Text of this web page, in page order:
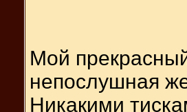
Мой
непослушная
Никакими